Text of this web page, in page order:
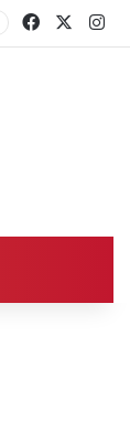
Facebook